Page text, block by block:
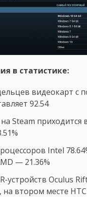
в статистике:
видеокарт с
92.54
Steam приходится
Intel
— 21.36%
устройств Oculus
на втором месте